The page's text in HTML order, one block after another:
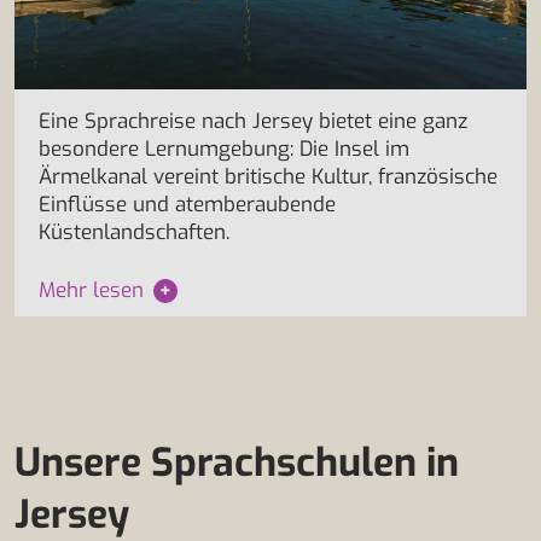
Eine Sprachreise nach Jersey bietet eine ganz
besondere Lernumgebung: Die Insel im
Ärmelkanal vereint britische Kultur, französische
Einflüsse und atemberaubende
Küstenlandschaften.
Mehr lesen +
Unsere Sprachschulen in
Jersey